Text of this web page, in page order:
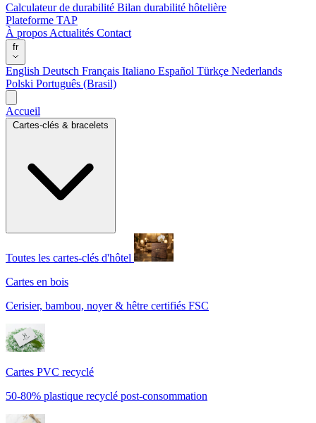
Calculateur de durabilité Bilan durabilité hôtelière
Plateforme TAP
À propos Actualités Contact
fr
English Deutsch Français Italiano Español Türkçe Nederlands
Polski Português (Brasil)
Accueil
Toutes les cartes-clés d'hôtel
Cartes en bois
Cerisier, bambou, noyer & hêtre certifiés FSC
Cartes PVC recyclé
50-80% plastique recyclé post-consommation